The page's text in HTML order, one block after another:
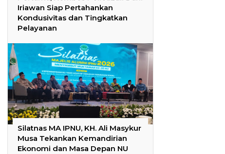
Iriawan Siap Pertahankan
Kondusivitas dan Tingkatkan
Pelayanan
Silatnas MA IPNU, KH. Ali Masykur
Musa Tekankan Kemandirian
Ekonomi dan Masa Depan NU